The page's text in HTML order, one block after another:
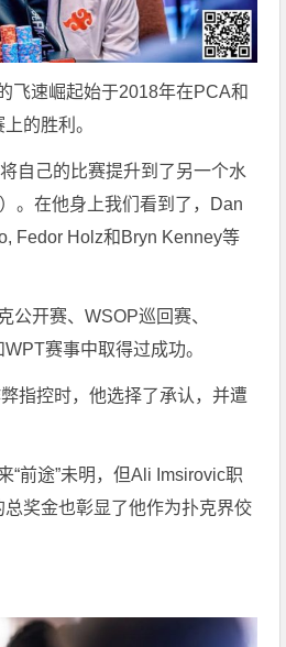
飞速崛起始于2018年在PCA和
的胜利。
自己的比赛提升到了另一个水
。在他身上我们看到了，Dan
Fedor Holz和Bryn Kenney等
公开赛、WSOP巡回赛、
赛事中取得过成功。
指控时，他选择了承认，并遭
“前途”未明，但Ali Imsirovic职
奖金也彰显了他作为扑克界佼